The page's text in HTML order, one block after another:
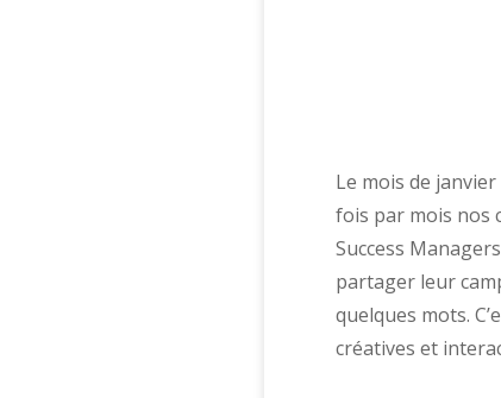
Le mois de
fois par mois nos
Success
partager leur
quelques mots.
créatives et